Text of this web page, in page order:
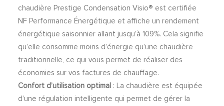
chaudière Prestige Condensation Visio® est certifiée
NF Performance Énergétique et affiche un rendement
énergétique saisonnier allant jusqu’à 109%. Cela signifie
qu’elle consomme moins d’énergie qu’une chaudière
traditionnelle, ce qui vous permet de réaliser des
économies sur vos factures de chauffage.
Confort d’utilisation optimal : La chaudière est équipée
d’une régulation intelligente qui permet de gérer la